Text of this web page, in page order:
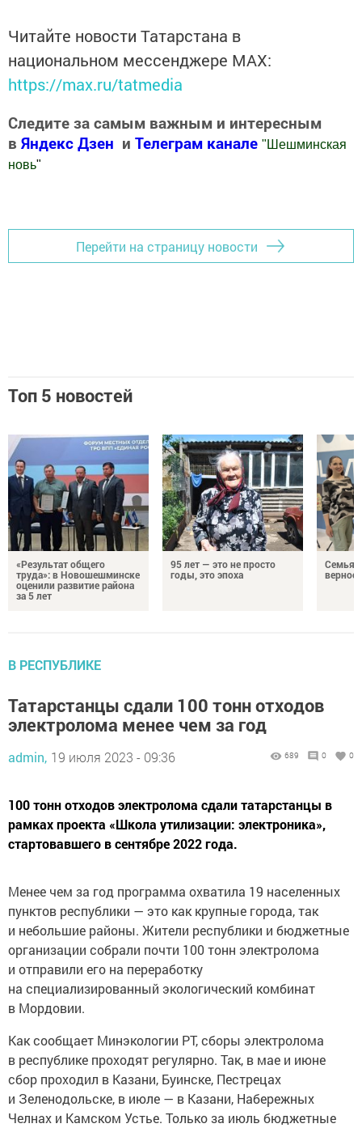
Читайте новости Татарстана в
национальном мессенджере MАХ:
https://max.ru/tatmedia
Следите за самым важным и интересным
в Яндекс Дзен и Телеграм канале " Шешминская
новь"
Перейти на страницу новости
Топ 5 новостей
«Результат общего
труда»: в Новошешминске
оценили развитие района
за 5 лет
95 лет — это не просто
годы, это эпоха
Семья
В РЕСПУБЛИКЕ
Татарстанцы сдали 100 тонн отходов
электролома менее чем за год
admin, 19 июля 2023 - 09:36 689 0 0
100 тонн отходов электролома сдали татарстанцы в
рамках проекта «Школа утилизации: электроника»,
стартовавшего в сентябре 2022 года.
Менее чем за год программа охватила 19 населенных
пунктов республики — это как крупные города, так
и небольшие районы. Жители республики и бюджетные
организации собрали почти 100 тонн электролома
и отправили его на переработку
на специализированный экологический комбинат
в Мордовии.
Как сообщает Минэкологии РТ, сборы электролома
в республике проходят регулярно. Так, в мае и июне
сбор проходил в Казани, Буинске, Пестрецах
и Зеленодольске, в июле — в Казани, Набережных
Челнах и Камском Устье. Только за июль бюджетные